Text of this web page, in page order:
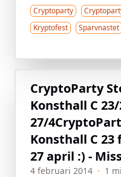
Cryptoparty
Kryptofest
Sparvnastet
CryptoParty
Konsthall C
27/4
Konsthall C 23
27 april :) -
4 februari 2014 · 1